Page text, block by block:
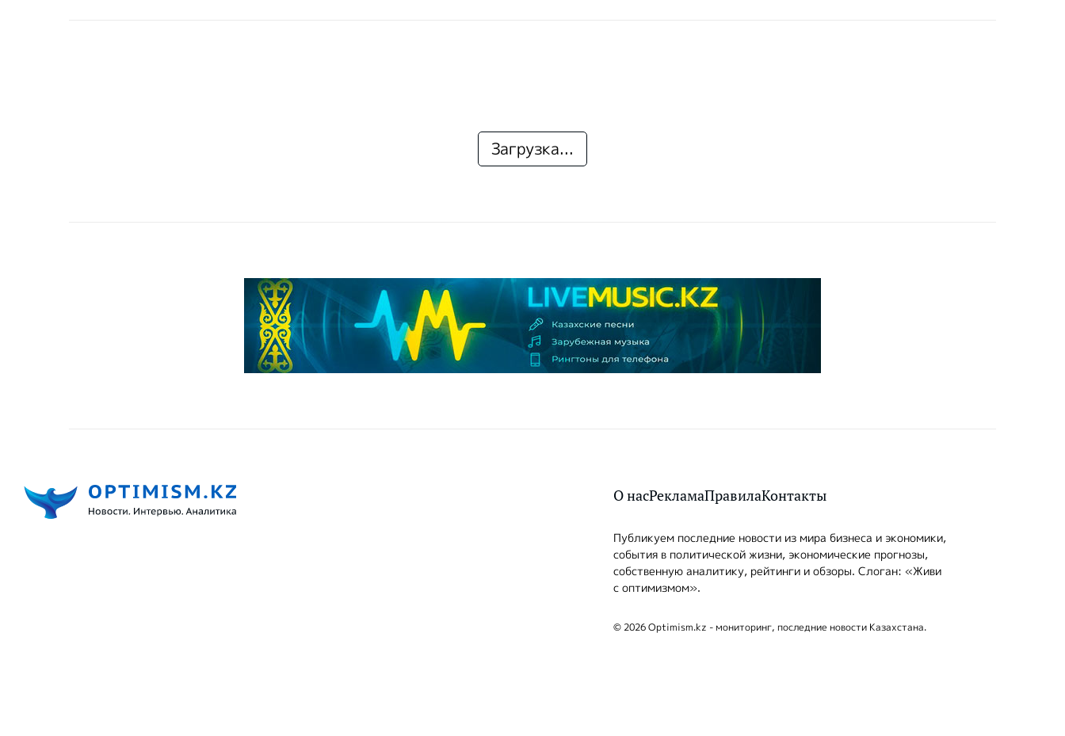
Загрузка...
О насРекламаПравилаКонтакты
Публикуем последние новости из мира бизнеса и экономики,
события в политической жизни, экономические прогнозы,
собственную аналитику, рейтинги и обзоры. Слоган: «Живи
с оптимизмом».
© 2026 Optimism.kz - мониторинг, последние новости Казахстана.